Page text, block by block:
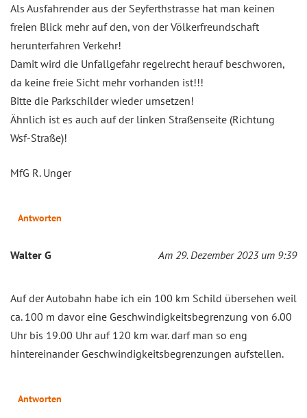
Als Ausfahrender aus der Seyferthstrasse hat man keinen
freien Blick mehr auf den, von der Völkerfreundschaft
herunterfahren Verkehr!
Damit wird die Unfallgefahr regelrecht herauf beschworen,
da keine freie Sicht mehr vorhanden ist!!!
Bitte die Parkschilder wieder umsetzen!
Ähnlich ist es auch auf der linken Straßenseite (Richtung
Wsf-Straße)!
MfG R. Unger
Antworten
Walter G Am 29. Dezember 2023 um 9:39
Auf der Autobahn habe ich ein 100 km Schild übersehen weil
ca. 100 m davor eine Geschwindigkeitsbegrenzung von 6.00
Uhr bis 19.00 Uhr auf 120 km war. darf man so eng
hintereinander Geschwindigkeitsbegrenzungen aufstellen.
Antworten